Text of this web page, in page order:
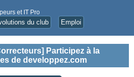
et IT Pro
du club Emploi
Participez à la
de developpez.com